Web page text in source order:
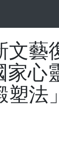
文藝
心
法